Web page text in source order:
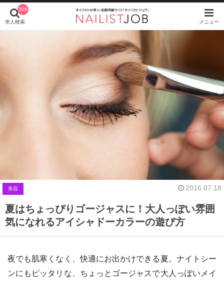
308
求人検索 メニュー
美容 2016.07.18
夏はちょっぴりゴージャスに！大人っぽい雰囲
気になれるアイシャドーカラーの遊び方
夜でも肌寒くなく、快適にお出かけできる夏。ナイトシー
ンにもピッタリな、ちょっとゴージャスで大人っぽいメイ